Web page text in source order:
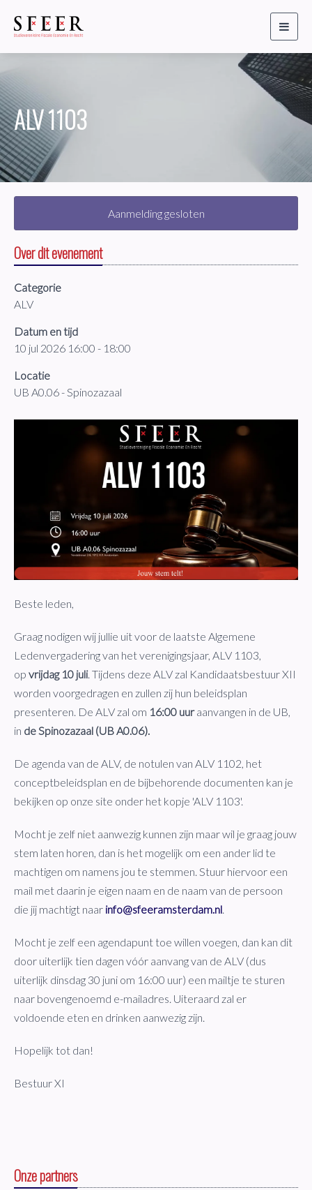
Toggle
ALV 1103
Aanmelding gesloten
Over dit evenement
Categorie
ALV
Datum en tijd
10 jul 2026 16:00 - 18:00
Locatie
UB A0.06 - Spinozazaal
Beste leden,
Graag nodigen wij jullie uit voor de laatste Algemene
Ledenvergadering van het verenigingsjaar, ALV 1103,
op vrijdag 10 juli. Tijdens deze ALV zal Kandidaatsbestuur XII
worden voorgedragen en zullen zij hun beleidsplan
presenteren. De ALV zal om 16:00 uuraanvangen in de UB,
in de Spinozazaal (UB A0.06).
De agenda van de ALV, de notulen van ALV 1102, het
conceptbeleidsplan en de bijbehorende documenten kan je
bekijken op onze site onder het kopje 'ALV 1103'.
Mocht je zelf niet aanwezig kunnen zijn maar wil je graag jouw
stem laten horen, dan is het mogelijk om een ander lid te
machtigen om namens jou te stemmen. Stuur hiervoor een
mail met daarin je eigen naam en de naam van de persoon
die jij machtigt naar info@sfeeramsterdam.nl
Mocht je zelf een agendapunt toe willen voegen, dan kan dit
door uiterlijk tien dagen vóór aanvang van de ALV (dus
uiterlijk dinsdag 30 juni om 16:00 uur) een mailtje te sturen
naar bovengenoemd e-mailadres. Uiteraard zal er
voldoende eten en drinken aanwezig zijn.
Hopelijk tot dan!
Bestuur XI
Onze partners